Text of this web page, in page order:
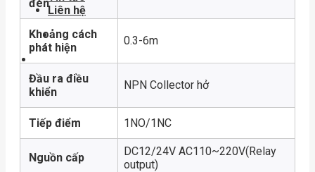
Liên hệ
đèn
Khoảng cách
phát hiện
0.3-6m
Đầu ra điều
khiển
NPN Collector hở
Tiếp điểm 1NO/1NC
Nguồn cấp
DC12/24V AC110~220V(Relay
output)